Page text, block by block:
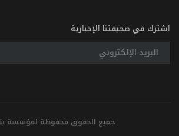
اشترك في صحيفتنا الإخبارية
جميع الحقوق محفوظة لمؤسسة